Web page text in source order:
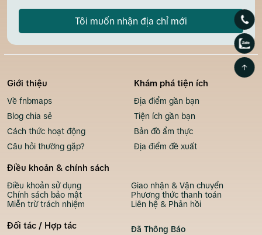
Tôi muốn nhận địa chỉ mới
Giới thiệu
Về fnbmaps
Blog chia sẻ
Cách thức hoạt động
Câu hỏi thường gặp?
Khám phá tiện ích
Địa điểm gần bạn
Tiện ích gần bạn
Bản đồ ẩm thực
Địa điểm đề xuất
Điều khoản & chính sách
Điều khoản sử dụng
Chính sách bảo mật
Miễn trừ trách nhiệm
Giao nhận & Vận chuyển
Phương thức thanh toán
Liên hệ & Phản hồi
Đối tác / Hợp tác Đã Thông Báo